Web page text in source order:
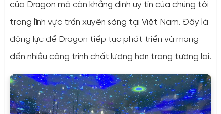
của Dragon mà còn khẳng định uy tín của chúng tôi
trong lĩnh vực trần xuyên sáng tại Việt Nam. Đây là
động lực để Dragon tiếp tục phát triển và mang
đến nhiều công trình chất lượng hơn trong tương lai.